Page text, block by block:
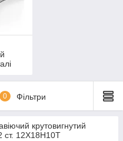
0 Фільтри
крутовигнутий
ст. 12Х18Н10Т